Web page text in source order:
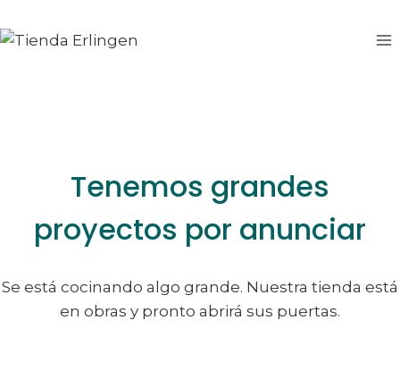
al
al
Tenemos grandes
proyectos por anunciar
Se está cocinando algo grande. Nuestra tienda está
en obras y pronto abrirá sus puertas.